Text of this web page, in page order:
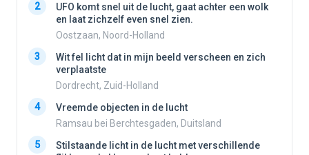
2
UFO komt snel uit de lucht, gaat achter een wolk
en laat zichzelf even snel zien.
Oostzaan, Noord-Holland
3
Wit fel licht dat in mijn beeld verscheen en zich
verplaatste
Dordrecht, Zuid-Holland
4
Vreemde objecten in de lucht
Ramsau bei Berchtesgaden, Duitsland
5
Stilstaande licht in de lucht met verschillende